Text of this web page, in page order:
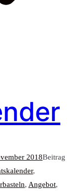
2018Beitrag
,
, Angebot,